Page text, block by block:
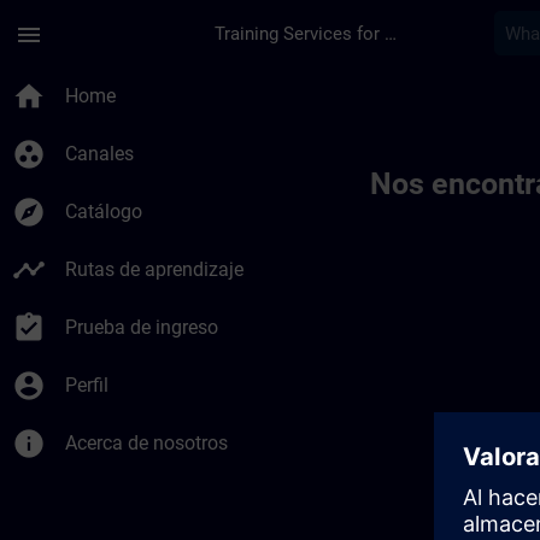
menu Training Services for Digital Industries
home Home
group_work Canales
explore Catálogo
timeline Rutas de aprendizaje
assignment_turned_in Prueba de ingreso
account_circle Perfil
info Acerca de nosotros
Nos